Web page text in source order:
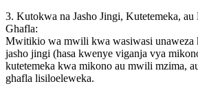
3. Kutokwa na Jasho Jingi, Kutetemeka,
Ghafla:
Mwitikio wa mwili kwa wasiwasi unaweza
jasho jingi (hasa kwenye viganja vya
kutetemeka kwa mikono au mwili mzima,
ghafla lisiloeleweka.